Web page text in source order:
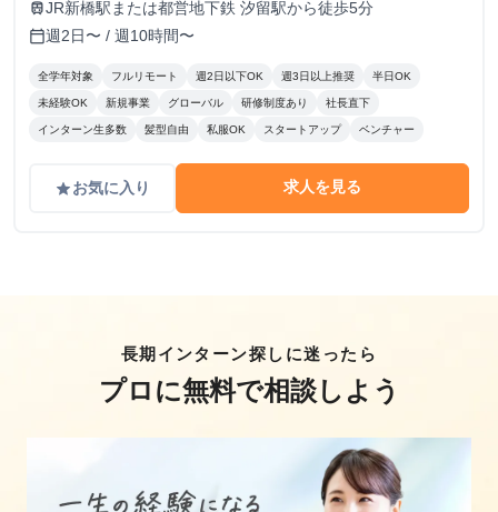
trainJR新橋駅または都営地下鉄 汐留駅から徒歩5分
calendar_today週2日〜 / 週10時間〜
全学年対象 フルリモート 週2日以下OK 週3日以上推奨 半日OK
未経験OK 新規事業 グローバル 研修制度あり 社長直下
インターン生多数 髪型自由 私服OK スタートアップ ベンチャー
gradeお気に入り 求人を見る
長期インターン探しに迷ったら
プロに無料で相談しよう